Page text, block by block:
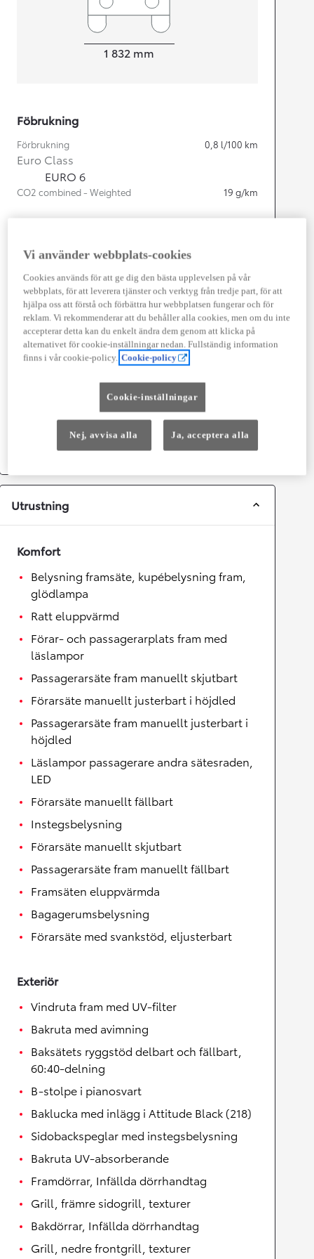
Width
1 832 mm
Föbrukning
Förbrukning 0,8 l/100 km
Euro Class
EURO 6
CO2 combined - Weighted 19 g/km
Cylindrar
Kapacitet
1 987cc
Effekt
164kw (223 hk)
Prestanda
Topphastighet
Acceleration 0-100km/h
Framhjulsdrift
Växellåda
Automat
Utrustning
Komfort
Belysning framsäte, kupébelysning fram,
glödlampa
Ratt eluppvärmd
Förar- och passagerarplats fram med
läslampor
Passagerarsäte fram manuellt skjutbart
Förarsäte manuellt justerbart i höjdled
Passagerarsäte fram manuellt justerbart i
höjdled
Läslampor passagerare andra sätesraden,
LED
Förarsäte manuellt fällbart
Instegsbelysning
Förarsäte manuellt skjutbart
Passagerarsäte fram manuellt fällbart
Framsäten eluppvärmda
Bagagerumsbelysning
Förarsäte med svankstöd, eljusterbart
Exteriör
Vindruta fram med UV-filter
Bakruta med avimning
Baksätets ryggstöd delbart och fällbart,
60:40-delning
B-stolpe i pianosvart
Baklucka med inlägg i Attitude Black (218)
Sidobackspeglar med instegsbelysning
Bakruta UV-absorberande
Framdörrar, Infällda dörrhandtag
Grill, främre sidogrill, texturer
Bakdörrar, Infällda dörrhandtag
Grill, nedre frontgrill, texturer
Vi använder webbplats-cookies
Cookies används för att ge dig den bästa upplevelsen på vår
webbplats, för att leverera tjänster och verktyg från tredje part, för att
hjälpa oss att förstå och förbättra hur webbplatsen fungerar och för
reklam. Vi rekommenderar att du behåller alla cookies, men om du inte
accepterar detta kan du enkelt ändra dem genom att klicka på
alternativet för cookie-inställningar nedan. Fullständig information
finns i vår cookie-policy. Cookie-policy
Cookie-inställningar
Nej, avvisa alla Ja, acceptera alla